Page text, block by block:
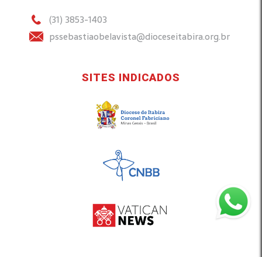
(31) 3853-1403
pssebastiaobelavista@dioceseitabira.org.br
SITES INDICADOS